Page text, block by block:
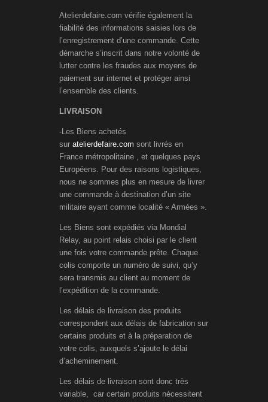
Atelierdefaire.com vérifie également la
fiabilité des informations saisies lors de
l’enregistrement d’une commande. Cette
démarche s’inscrit dans notre volonté de
lutter contre les fraudes aux moyens de
paiement sur internet et protéger ainsi
l’ensemble des clients.
LIVRAISON
-Les Biens achetés
sur atelierdefaire.com sont livrés en
France métropolitaine , et quelques pays
Européens. Pour des raisons logistiques,
nous ne sommes plus en mesure de livrer
une commande à destination d’un site
militaire ayant comme localité « Armées ».
Les Biens sont expédiés via Mondial
Relay, au point relais choisi par le client
une fois votre commande prête. Chaque
colis comporte un numéro de suivi, qu’y
sera transmis au client au moment de
l’expédition de la commande.
Les délais de livraison des produits
correspondent aux délais de fabrication sur
certains produits et à la préparation de
votre colis, auxquels s’ajoute le délai
d’acheminement.
Les délais de livraison sont donc très
variable, car certain produits nécessitent